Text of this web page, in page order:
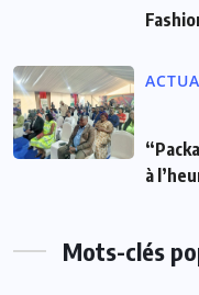
à
Mots-clés